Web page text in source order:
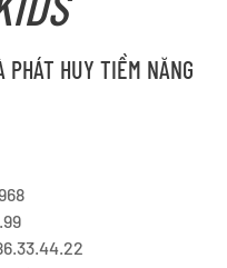
PHÁT HUY TIỀM NĂNG